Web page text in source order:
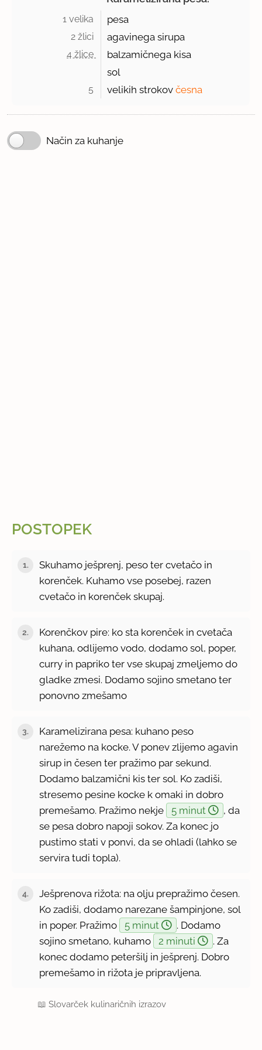
1 velika pesa
2 žlici agavinega sirupa
4 žlice
balzamičnega kisa
sol
5 velikih strokovčesna
Način za kuhanje
POSTOPEK
1.
Skuhamo ješprenj, peso ter cvetačo in
korenček. Kuhamo vse posebej, razen
cvetačo in korenček skupaj.
2.
Korenčkov pire: ko sta korenček in cvetača
kuhana, odlijemo vodo, dodamo sol, poper,
curry in papriko ter vse skupaj zmeljemo do
gladke zmesi. Dodamo sojino smetano ter
ponovno zmešamo
3.
Karamelizirana pesa: kuhano peso
narežemo na kocke. V ponev zlijemo agavin
sirup in česen ter pražimo par sekund.
Dodamo balzamični kis ter sol. Ko zadiši,
stresemo pesine kocke k omaki in dobro
premešamo. Pražimo nekje
5 minut
, da
se pesa dobro napoji sokov. Za konec jo
pustimo stati v ponvi, da se ohladi (lahko se
servira tudi topla).
4.
Ješprenova rižota: na olju prepražimo česen.
Ko zadiši, dodamo narezane šampinjone, sol
in poper. Pražimo
5 minut
. Dodamo
sojino smetano, kuhamo
2 minuti
. Za
konec dodamo peteršilj in ješprenj. Dobro
premešamo in rižota je pripravljena.
📖Slovarček kulinaričnih izrazov